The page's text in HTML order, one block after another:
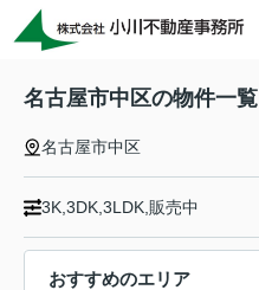
名古屋市中区の物件一覧
名古屋市中区
3K,3DK,3LDK,販売中
おすすめのエリア